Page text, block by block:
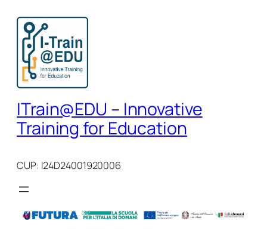
contenuto
ITrain@EDU – Innovative
Training for Education
CUP: I24D24001920006